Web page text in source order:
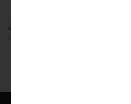
Rechtlicher Hinweis: Angaben im Sinne
(Gesetz, Verordnung) finden Sie unter